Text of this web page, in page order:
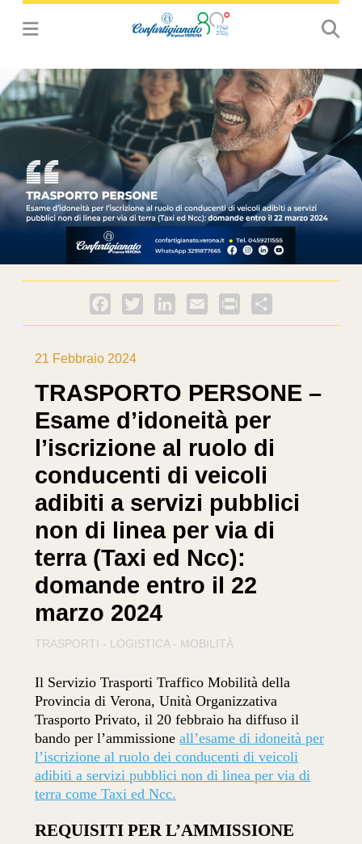
Facebook
Twitter LinkedInEmail PrintFriendly
21 Febbraio 2024
TRASPORTO PERSONE –
Esame d’idoneità per
l’iscrizione al ruolo di
conducenti di veicoli
adibiti a servizi pubblici
non di linea per via di
terra (Taxi ed Ncc):
domande entro il 22
marzo 2024
TRASPORTI - LOGISTICA - MOBILITÀ
Il Servizio Trasporti Traffico Mobilità della
Provincia di Verona, Unità Organizzativa
Trasporto Privato, il 20 febbraio ha diffuso il
bando per l’ammissioneall’esame di idoneità per
l’iscrizione al ruolo dei conducenti di veicoli
adibiti a servizi pubblici non di linea per via di
terra come Taxi ed Ncc.
REQUISITI PER L’AMMISSIONE